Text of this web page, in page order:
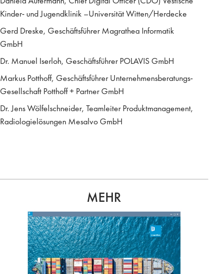
Kinder- und Jugendklinik –Universität Witten/Herdecke
Gerd Dreske, Geschäftsführer Magrathea Informatik
GmbH
Dr. Manuel Iserloh, Geschäftsführer POLAVIS GmbH
Markus Potthoff, Geschäftsführer Unternehmensberatungs-
Gesellschaft Potthoff + Partner GmbH
Dr. Jens Wölfelschneider, Teamleiter Produktmanagement,
Radiologielösungen Mesalvo GmbH
MEHR